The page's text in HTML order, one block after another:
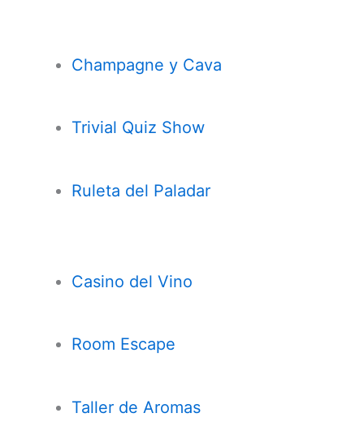
Champagne y Cava
Trivial Quiz Show
Ruleta del Paladar
Casino del Vino
Room Escape
Taller de Aromas